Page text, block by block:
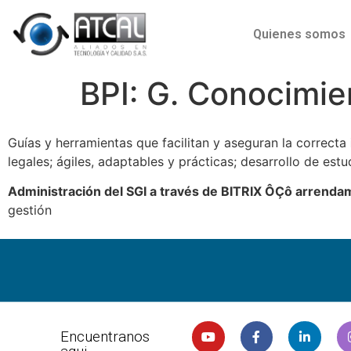
Quienes somos
BPI: G.
Guías y herramientas que facilitan y aseguran la
legales; ágiles, adaptables y prácticas; desarrollo de
Administración del SGI a través de BITRIX ÔÇô
gestión
Encuentranos